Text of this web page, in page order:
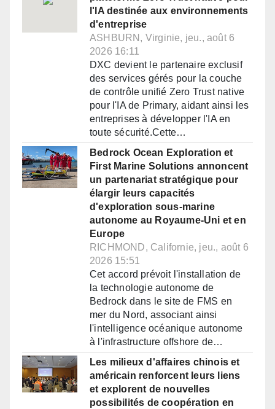
l'IA destinée aux environnements
d'entreprise
ASHBURN, Virginie, jeu., août 6
2026 16:11
DXC devient le partenaire exclusif
des services gérés pour la couche
de contrôle unifié Zero Trust native
pour l'IA de Primary, aidant ainsi les
entreprises à développer l'IA en
toute sécurité.Cette…
Bedrock Ocean Exploration et
First Marine Solutions annoncent
un partenariat stratégique pour
élargir leurs capacités
d'exploration sous-marine
autonome au Royaume-Uni et en
Europe
RICHMOND, Californie, jeu., août 6
2026 15:51
Cet accord prévoit l'installation de
la technologie autonome de
Bedrock dans le site de FMS en
mer du Nord, associant ainsi
l'intelligence océanique autonome
à l'infrastructure offshore de…
Les milieux d'affaires chinois et
américain renforcent leurs liens
et explorent de nouvelles
possibilités de coopération en